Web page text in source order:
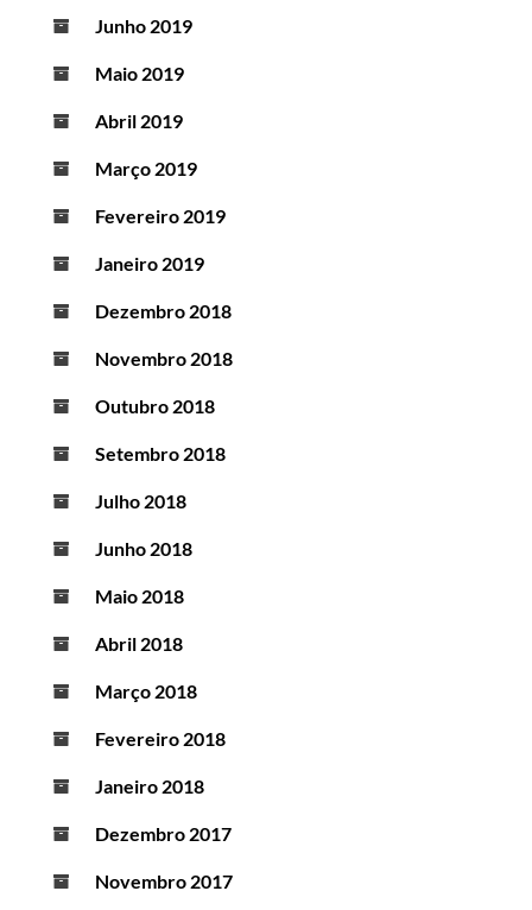
Junho 2019
Maio 2019
Abril 2019
Março 2019
Fevereiro 2019
Janeiro 2019
Dezembro 2018
Novembro 2018
Outubro 2018
Setembro 2018
Julho 2018
Junho 2018
Maio 2018
Abril 2018
Março 2018
Fevereiro 2018
Janeiro 2018
Dezembro 2017
Novembro 2017